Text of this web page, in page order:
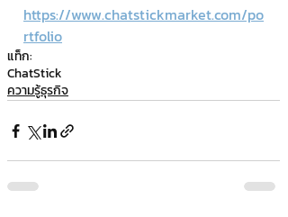
https://www.chatstickmarket.com/po
rtfolio
แท็ก:
ChatStick
ความรู้ธุรกิจ